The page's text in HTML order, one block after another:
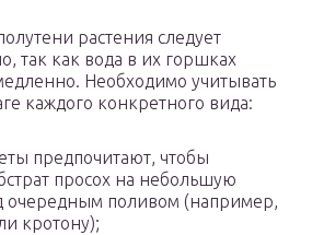
растения следует
так как вода в их горшках
Необходимо учитывать
каждого конкретного вида:
предпочитают, чтобы
просох на небольшую
очередным поливом (например,
кротону);